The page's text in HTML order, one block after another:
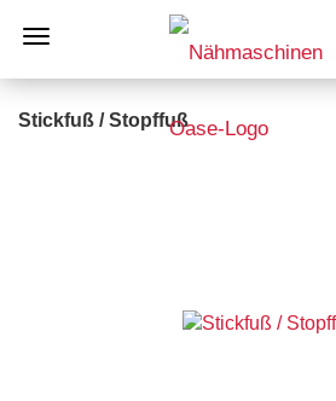
Stickfuß / Stopffuß